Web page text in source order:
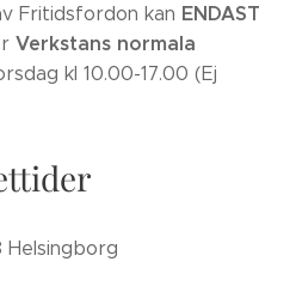
Fritidsfordon kan ENDAST
Verkstans normala
kl 10.00-17.00 (Ej
Helsingborg